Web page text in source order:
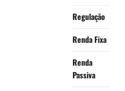
Regulação
Renda Fixa
Renda
Passiva